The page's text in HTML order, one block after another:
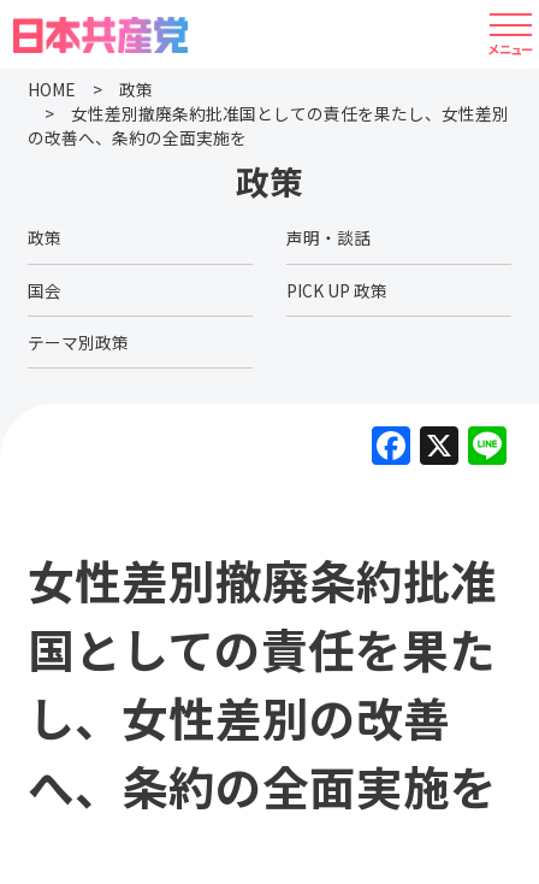
HOME
政策
女性差別撤廃条約批准国としての責任を果たし、女性差別
の改善へ、条約の全面実施を
政策
政策 声明・談話
国会 PICK UP 政策
テーマ別政策
F
e
b
o
o
k
X
女性差別撤廃条約批准
国としての責任を果た
し、女性差別の改善
へ、条約の全面実施を